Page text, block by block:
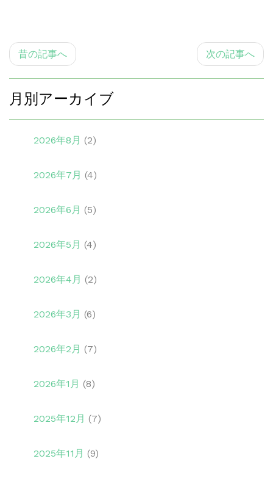
昔の記事へ 次の記事へ
月別アーカイブ
2026年8月 (2)
2026年7月 (4)
2026年6月 (5)
2026年5月 (4)
2026年4月 (2)
2026年3月 (6)
2026年2月 (7)
2026年1月 (8)
2025年12月 (7)
2025年11月 (9)